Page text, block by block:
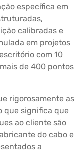
específica em
calibradas e
em projetos
com 10
de 400 pontos
rigorosamente as
que significa que
ao cliente são
do cabo e
a